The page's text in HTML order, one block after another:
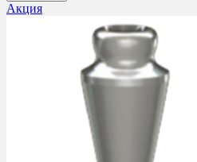
Акция